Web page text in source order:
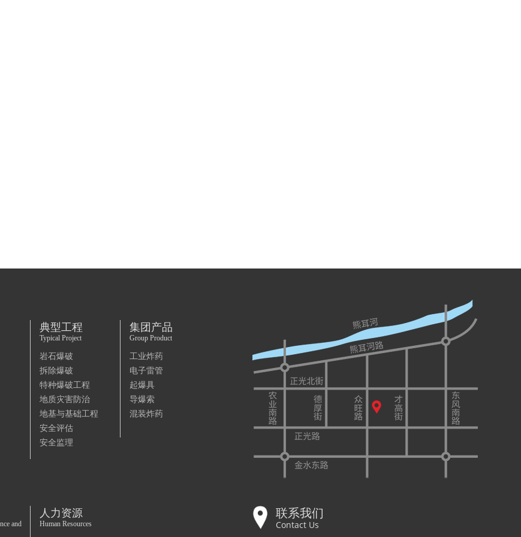
集团产品
Group Product
工业炸药
电子雷管
起爆具
导爆索
混装炸药
典型工程
Typical Project
岩石爆破
拆除爆破
特种爆破工程
地质灾害防治
地基与基础工程
安全评估
安全监理
and
人力资源
Human Resources
联系我们
Contact Us